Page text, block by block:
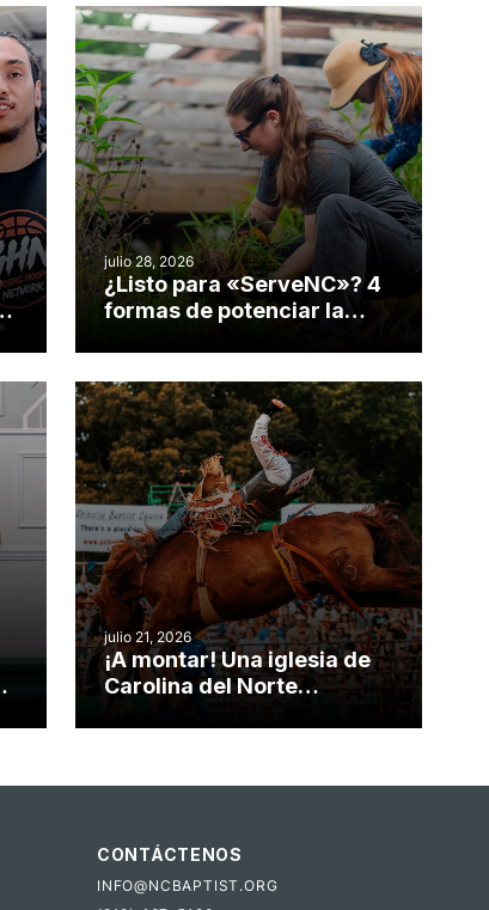
julio 28, 2026
¿Listo para «ServeNC»? 4
formas de potenciar la
julio 21, 2026
¡A montar! Una iglesia de
Carolina del Norte
CONTÁCTENOS
INFO@NCBAPTIST.ORG